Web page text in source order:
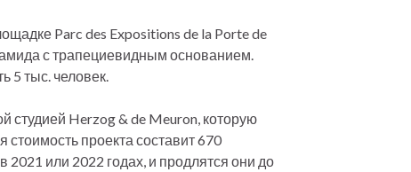
Parc des Expositions de la Porte de
с трапециевидным основанием.
5 тыс. человек.
студией Herzog & de Meuron, которую
проекта составит 670
или 2022 годах, и продлятся они до